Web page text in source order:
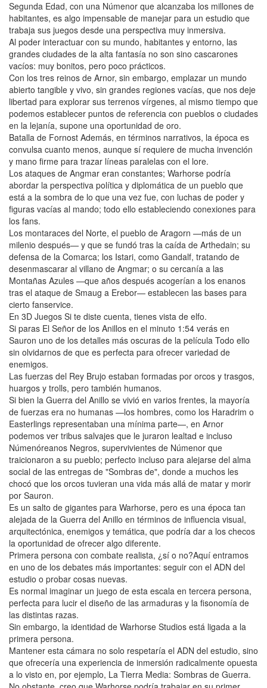
Segunda Edad, con una Númenor que alcanzaba los millones de
habitantes, es algo impensable de manejar para un estudio que
trabaja sus juegos desde una perspectiva muy inmersiva.
Al poder interactuar con su mundo, habitantes y entorno, las
grandes ciudades de la alta fantasía no son sino cascarones
vacíos: muy bonitos, pero poco prácticos.
Con los tres reinos de Arnor, sin embargo, emplazar un mundo
abierto tangible y vivo, sin grandes regiones vacías, que nos deje
libertad para explorar sus terrenos vírgenes, al mismo tiempo que
podemos establecer puntos de referencia con pueblos o ciudades
en la lejanía, supone una oportunidad de oro.
Batalla de Fornost Además, en términos narrativos, la época es
convulsa cuanto menos, aunque sí requiere de mucha invención
y mano firme para trazar líneas paralelas con el lore.
Los ataques de Angmar eran constantes; Warhorse podría
abordar la perspectiva política y diplomática de un pueblo que
está a la sombra de lo que una vez fue, con luchas de poder y
figuras vacías al mando; todo ello estableciendo conexiones para
los fans.
Los montaraces del Norte, el pueblo de Aragorn —más de un
milenio después— y que se fundó tras la caída de Arthedain; su
defensa de la Comarca; los Istari, como Gandalf, tratando de
desenmascarar al villano de Angmar; o su cercanía a las
Montañas Azules —que años después acogerían a los enanos
tras el ataque de Smaug a Erebor— establecen las bases para
cierto fanservice.
En 3D Juegos Si te diste cuenta, tienes vista de elfo.
Si paras El Señor de los Anillos en el minuto 1:54 verás en
Sauron uno de los detalles más oscuras de la película Todo ello
sin olvidarnos de que es perfecta para ofrecer variedad de
enemigos.
Las fuerzas del Rey Brujo estaban formadas por orcos y trasgos,
huargos y trolls, pero también humanos.
Si bien la Guerra del Anillo se vivió en varios frentes, la mayoría
de fuerzas era no humanas —los hombres, como los Haradrim o
Easterlings representaban una mínima parte—, en Arnor
podemos ver tribus salvajes que le juraron lealtad e incluso
Númenóreanos Negros, supervivientes de Númenor que
traicionaron a su pueblo; perfecto incluso para alejarse del alma
social de las entregas de "Sombras de", donde a muchos les
chocó que los orcos tuvieran una vida más allá de matar y morir
por Sauron.
Es un salto de gigantes para Warhorse, pero es una época tan
alejada de la Guerra del Anillo en términos de influencia visual,
arquitectónica, enemigos y temática, que podría dar a los checos
la oportunidad de ofrecer algo diferente.
Primera persona con combate realista, ¿sí o no?Aquí entramos
en uno de los debates más importantes: seguir con el ADN del
estudio o probar cosas nuevas.
Es normal imaginar un juego de esta escala en tercera persona,
perfecta para lucir el diseño de las armaduras y la fisonomía de
las distintas razas.
Sin embargo, la identidad de Warhorse Studios está ligada a la
primera persona.
Mantener esta cámara no solo respetaría el ADN del estudio, sino
que ofrecería una experiencia de inmersión radicalmente opuesta
a lo visto en, por ejemplo, La Tierra Media: Sombras de Guerra.